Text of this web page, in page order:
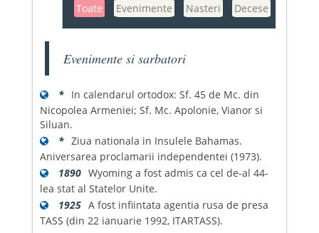
Toate Evenimente Nasteri Decese
Evenimente si sarbatori
* In calendarul ortodox: Sf. 45 de Mc. din
Nicopolea Armeniei; Sf. Mc. Apolonie, Vianor si
Siluan.
* Ziua nationala in Insulele Bahamas.
Aniversarea proclamarii independentei (1973).
1890 Wyoming a fost admis ca cel de-al 44-
lea stat al Statelor Unite.
1925 A fost infiintata agentia rusa de presa
TASS (din 22 ianuarie 1992, ITARTASS).